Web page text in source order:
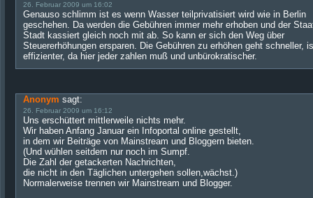
26. Februar 2009 um 16:02
Genauso schlimm ist es wenn Wasser teilprivatisiert wird wie in Berlin
geschehen. Da werden die Gebühren immer mehr erhoben und der
Stadt kassiert gleich noch mit ab. So kann er sich den Weg über
Steuererhöhungen ersparen. Die Gebühren zu erhöhen geht schneller,
effizienter, da hier jeder zahlen muß und unbürokratischer.
Anonym sagt:
26. Februar 2009 um 16:12
Uns erschüttert mittlerweile nichts mehr.
Wir haben Anfang Januar ein Infoportal online gestellt,
in dem wir Beiträge von Mainstream und Bloggern bieten.
(Und wühlen seitdem nur noch im Sumpf.
Die Zahl der getackerten Nachrichten,
die nicht in den Täglichen untergehen sollen,wächst.)
Normalerweise trennen wir Mainstream und Blogger.